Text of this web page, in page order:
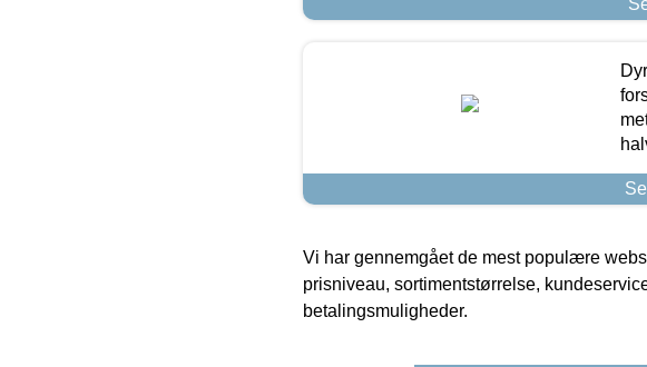
Vi har gennemgået de mest populære
prisniveau, sortimentstørrelse,
betalingsmuligheder.